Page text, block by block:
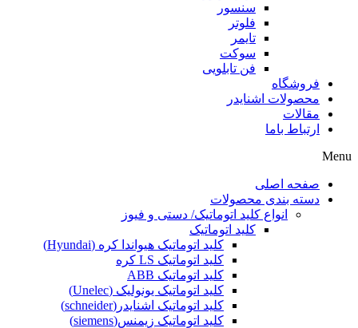
سنسور
فلوتر
تایمر
سوکت
فن تابلویی
فروشگاه
محصولات اشنایدر
مقالات
ارتباط باما
Menu
صفحه اصلی
دسته بندی محصولات
انواع کلید اتوماتیک/ دستی و فیوز
کلید اتوماتیک
کلید اتوماتیک هیواندا کره (Hyundai)
کلید اتوماتیک LS کره
کلید اتوماتیک ABB
کلید اتوماتیک یونولیک (Unelec)
کلید اتوماتیک اشنایدر(schneider)
کلید اتوماتیک زیمنس(siemens)